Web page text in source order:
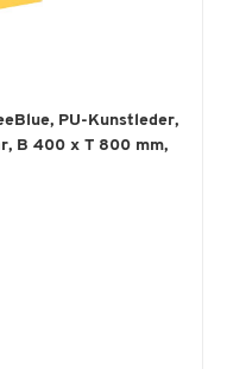
PU-Kunstleder,
B 400 x T 800 mm,